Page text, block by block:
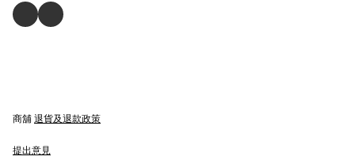
商舖 退貨及退款政策
提出意見